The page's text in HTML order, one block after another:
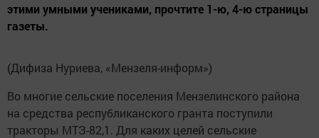
этими умными учениками, прочтите 1-ю, 4-ю страницы
газеты.
(Дифиза Нуриева, «Мензеля-информ»)
Во многие сельские поселения Мензелинского района
на средства республиканского гранта поступили
тракторы МТЗ-82,1. Для каких целей сельские